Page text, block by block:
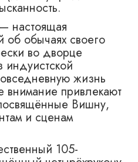
настоящая
об обычаях своего
во дворце
жизнь
внимание привлекают
Вишну,
и сценам
105-